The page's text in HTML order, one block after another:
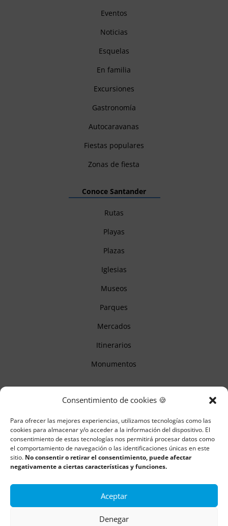
Consentimiento de cookies 🍪
Para ofrecer las mejores experiencias, utilizamos tecnologías como las
cookies para almacenar y/o acceder a la información del dispositivo. El
consentimiento de estas tecnologías nos permitirá procesar datos como
el comportamiento de navegación o las identificaciones únicas en este
sitio. No consentir o retirar el consentimiento, puede afectar
negativamente a ciertas características y funciones.
Aceptar
Denegar
Eventos
Noticias
Esquelas
En familia
Excursiones
Gastronomía
Autocaravanas
Fiestas populares
Zonas de fiesta
Conoce Santander
Rutas
Playas
Plazas
Iglesias
Museos
Parques
Mercados
Itinerarios
Monumentos
Descubre Cantabria
Información
Aviso legal
Política de cookies
Política de privacidad